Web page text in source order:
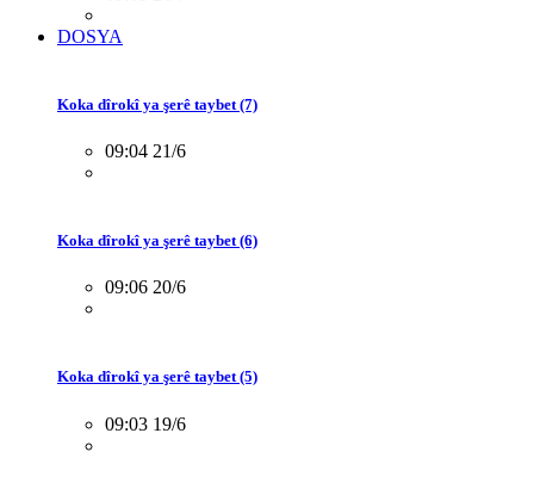
DOSYA
Koka dîrokî ya şerê taybet (7)
09:04 21/6
Koka dîrokî ya şerê taybet (6)
09:06 20/6
Koka dîrokî ya şerê taybet (5)
09:03 19/6